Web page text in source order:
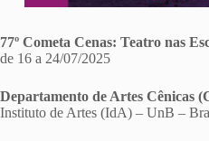
77º Cometa Cenas: Teatro nas
de 16 a 24/07/2025
Departamento de Artes Cênicas
Instituto de Artes (IdA) – UnB –